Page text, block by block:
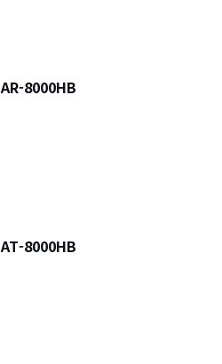
AR-8000HB
AT-8000HB